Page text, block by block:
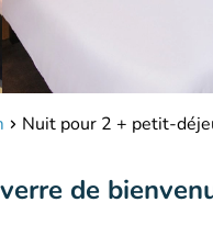
Nuit pour 2 + petit-
de